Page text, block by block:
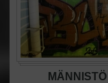
MÄNNISTÖ